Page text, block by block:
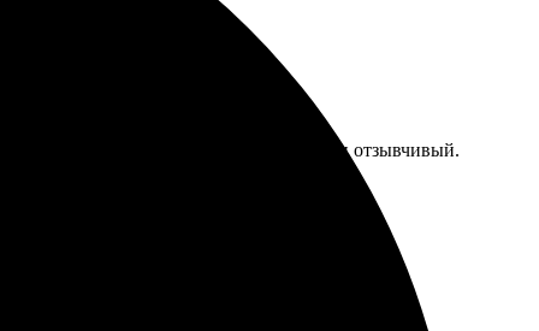
и интуитивный. Персонал вежливый и отзывчивый.